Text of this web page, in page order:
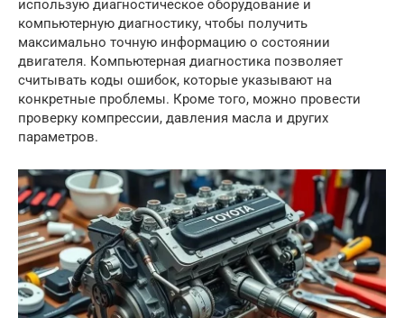
использую диагностическое оборудование и
компьютерную диагностику, чтобы получить
максимально точную информацию о состоянии
двигателя. Компьютерная диагностика позволяет
считывать коды ошибок, которые указывают на
конкретные проблемы. Кроме того, можно провести
проверку компрессии, давления масла и других
параметров.